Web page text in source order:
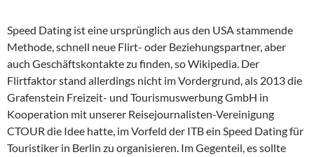
Speed Dating ist eine ursprünglich aus den USA stammende
Methode, schnell neue Flirt- oder Beziehungspartner, aber
auch Geschäftskontakte zu finden, so Wikipedia. Der
Flirtfaktor stand allerdings nicht im Vordergrund, als 2013 die
Grafenstein Freizeit- und Tourismuswerbung GmbH in
Kooperation mit unserer Reisejournalisten-Vereinigung
CTOUR die Idee hatte, im Vorfeld der ITB ein Speed Dating für
Touristiker in Berlin zu organisieren. Im Gegenteil, es sollte